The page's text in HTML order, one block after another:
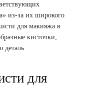
из-за их широкого
для макияжа в
кисточки,
деталь.
для